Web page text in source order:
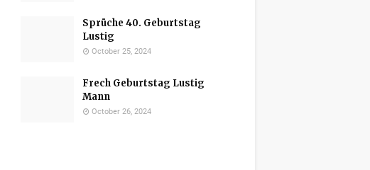
Sprüche 40. Geburtstag
Lustig
October 25, 2024
Frech Geburtstag Lustig
Mann
October 26, 2024